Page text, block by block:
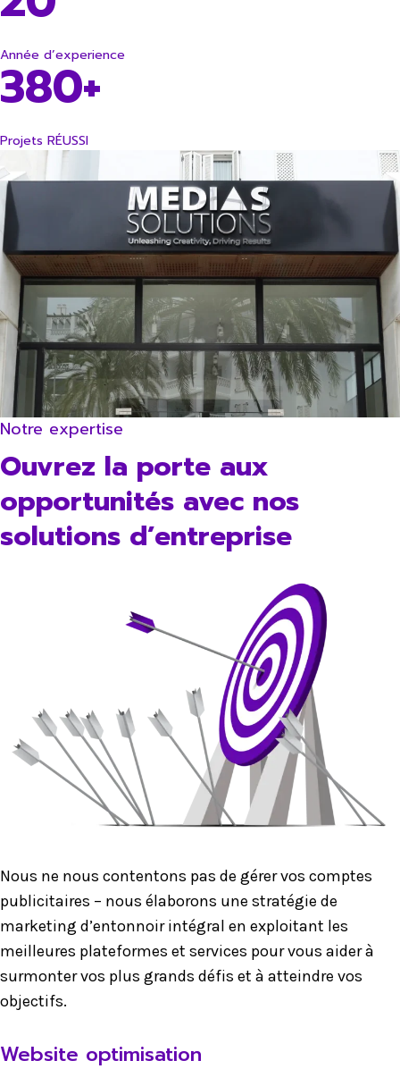
Année d’experience
380+
Projets RÉUSSI
Notre expertise
Ouvrez la porte aux
opportunités avec nos
solutions d’entreprise
Nous ne nous contentons pas de gérer vos comptes
publicitaires – nous élaborons une stratégie de
marketing d’entonnoir intégral en exploitant les
meilleures plateformes et services pour vous aider à
surmonter vos plus grands défis et à atteindre vos
objectifs.
Website optimisation